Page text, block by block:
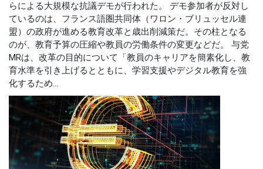
らによる大規模な抗議デモが行われた。 デモ参加者が反対し
ているのは、フランス語圏共同体（ワロン・ブリュッセル連
盟）の政府が進める教育改革と歳出削減策だ。その柱となる
のが、教育予算の圧縮や教員の労働条件の変更などだ。 与党
MRは、改革の目的について「教員のキャリアを簡素化し、教
育水準を引き上げるとともに、学習支援やデジタル教育を強
化するため...